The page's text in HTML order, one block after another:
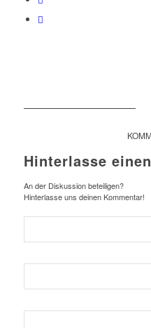
Hinterlasse
An der Diskussion beteiligen?
Hinterlasse uns deinen Kommentar!